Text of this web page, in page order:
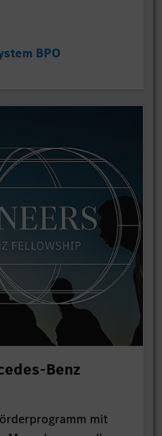
BPO
Benz
mit